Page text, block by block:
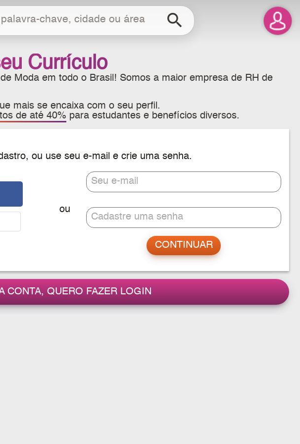
search
Currículo
Moda em todo o Brasil! Somos a maior empresa de RH de
mais se encaixa com o seu perfil.
de até 40% para estudantes e benefícios diversos.
ou use seu e-mail e crie uma senha.
Seu e-mail
Cadastre uma senha
CONTA, QUERO FAZER LOGIN